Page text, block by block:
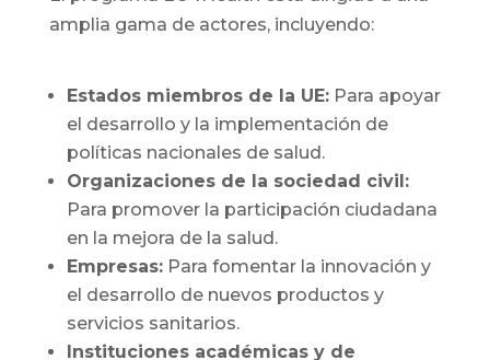
amplia gama de actores, incluyendo:
Estados miembros de la UE:Para apoyar
el desarrollo y la implementación de
políticas nacionales de salud.
Organizaciones de la sociedad civil:
Para promover la participación ciudadana
en la mejora de la salud.
Empresas:Para fomentar la innovación y
el desarrollo de nuevos productos y
servicios sanitarios.
Instituciones académicas y de